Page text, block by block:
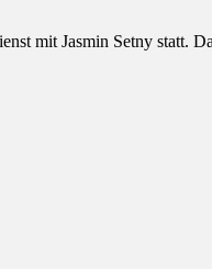
mit Jasmin Setny statt.